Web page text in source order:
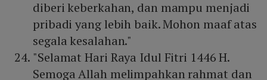
diberi keberkahan, dan mampu menjadi
pribadi yang lebih baik. Mohon maaf atas
segala kesalahan."
"Selamat Hari Raya Idul Fitri 1446 H.
Semoga Allah melimpahkan rahmat dan